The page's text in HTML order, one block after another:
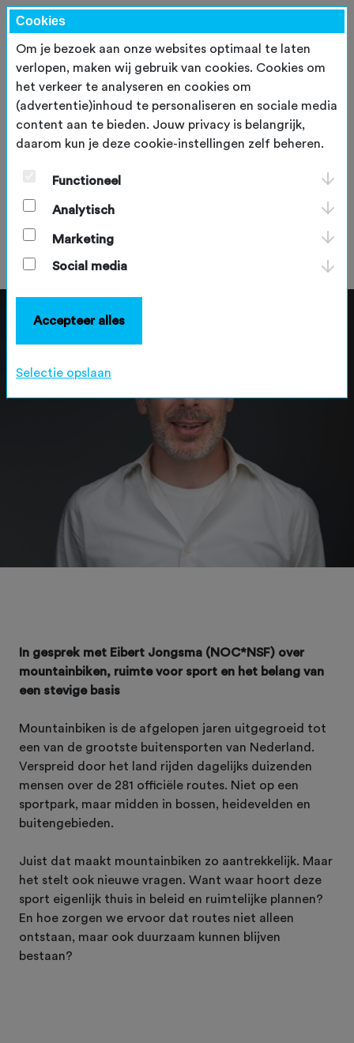
Buitensport hoort thuis in de
ruimtelijke puzzel van
Nederland
maandag 23 februari 2026
In gesprek met Eibert Jongsma (NOC*NSF) over
mountainbiken, ruimte voor sport en het belang van
een stevige basis
Mountainbiken is de afgelopen jaren uitgegroeid tot
een van de grootste buitensporten van Nederland.
Verspreid door het land rijden dagelijks duizenden
mensen over de 281 officiële routes. Niet op een
sportpark, maar midden in bossen, heidevelden en
buitengebieden.
Juist dat maakt mountainbiken zo aantrekkelijk. Maar
het stelt ook nieuwe vragen. Want waar hoort deze
sport eigenlijk thuis in beleid en ruimtelijke plannen?
En hoe zorgen we ervoor dat routes niet alleen
ontstaan, maar ook duurzaam kunnen blijven
bestaan?
Cookies
Om je bezoek aan onze websites optimaal te laten
verlopen, maken wij gebruik van cookies. Cookies om
het verkeer te analyseren en cookies om
(advertentie)inhoud te personaliseren en sociale media
content aan te bieden. Jouw privacy is belangrijk,
daarom kun je deze cookie-instellingen zelf beheren.
Functioneel
Analytisch
Marketing
Social media
Accepteer alles
Selectie opslaan